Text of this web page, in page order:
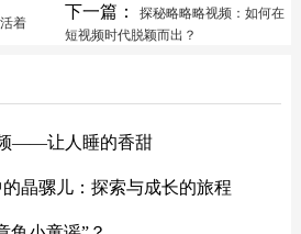
着
下一篇：
探秘略略略视频：如何在
短视频时代脱颖而出？
——让人睡的香甜
晶骡儿：探索与成长的旅程